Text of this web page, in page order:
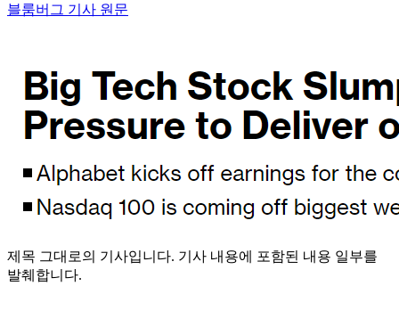
블룸버그 기사 원문
제목 그대로의 기사입니다. 기사 내용에 포함된 내용 일부를
발췌합니다.